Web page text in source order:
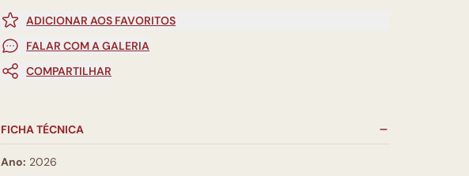
ADICIONAR AOS FAVORITOS
FALAR COM A GALERIA
COMPARTILHAR
FICHA TÉCNICA
Ano: 2026